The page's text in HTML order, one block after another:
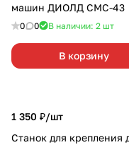
машин ДИОЛД СМС-43
0 0 В наличии: 2 шт
В корзину
1 350 ₽/шт
Станок для крепления